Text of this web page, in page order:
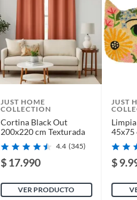
JUST HOME
COLLECTION
Cortina Black Out
200x220 cm Texturada
4.4 (345)
$ 17.990
VER PRODUCTO
JUST
$